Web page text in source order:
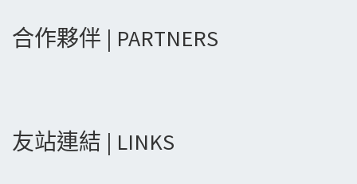
合作夥伴 | PARTNERS
友站連結 | LINKS